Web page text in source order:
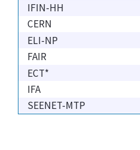
IFIN-HH
CERN
ELI-NP
FAIR
ECT*
IFA
SEENET-MTP